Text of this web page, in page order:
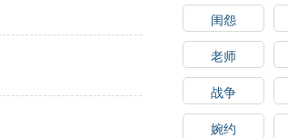
闺怨
老师
战争
婉约